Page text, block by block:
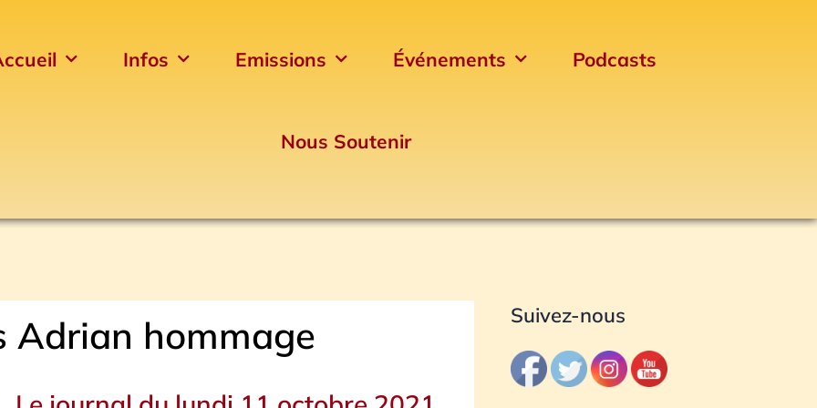
Infos Emissions Événements Podcasts
Nous Soutenir
Adrian hommage Suivez-nous
Archives